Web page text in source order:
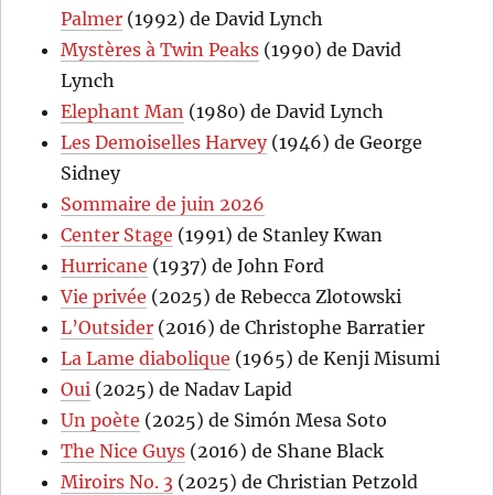
Palmer (1992) de David Lynch
Mystères à Twin Peaks (1990) de David
Lynch
Elephant Man (1980) de David Lynch
Les Demoiselles Harvey(1946) de George
Sidney
Sommaire de juin 2026
Center Stage (1991) de Stanley Kwan
Hurricane (1937) de John Ford
Vie privée (2025) de Rebecca Zlotowski
L’Outsider (2016) de Christophe Barratier
La Lame diabolique (1965) de Kenji Misumi
Oui (2025) de Nadav Lapid
Un poète (2025) de Simón Mesa Soto
The Nice Guys (2016) de Shane Black
Miroirs No. 3 (2025) de Christian Petzold